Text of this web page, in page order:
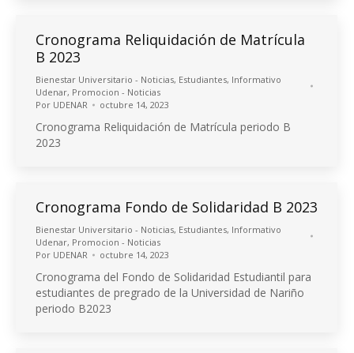
Cronograma Reliquidación de Matrícula
B 2023
Bienestar Universitario - Noticias, Estudiantes, Informativo
Udenar, Promocion - Noticias
Por UDENAR octubre 14, 2023
Cronograma Reliquidación de Matrícula periodo B
2023
Cronograma Fondo de Solidaridad B 2023
Bienestar Universitario - Noticias, Estudiantes, Informativo
Udenar, Promocion - Noticias
Por UDENAR octubre 14, 2023
Cronograma del Fondo de Solidaridad Estudiantil para
estudiantes de pregrado de la Universidad de Nariño
periodo B2023